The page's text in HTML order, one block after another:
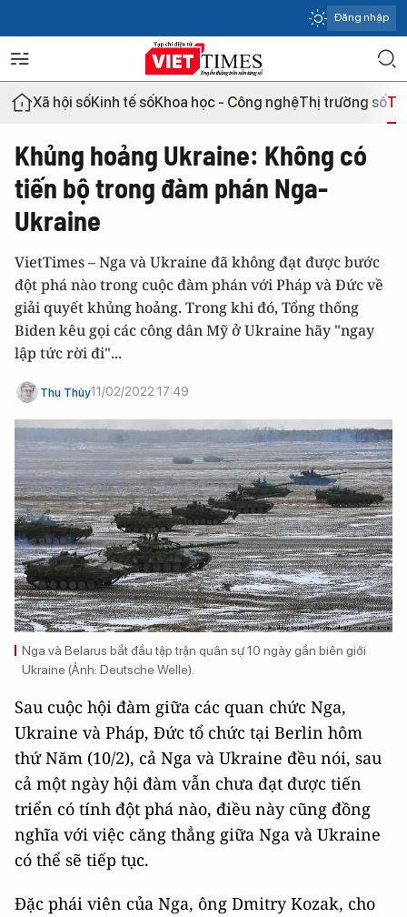
Đăng nhập
Xã hội sốKinh tế sốKhoa học - Công nghệThị trường số
Khủng hoảng Ukraine: Không có
tiến bộ trong đàm phán Nga-
Ukraine
VietTimes – Nga và Ukraine đã không đạt được bước
đột phá nào trong cuộc đàm phán với Pháp và Đức về
giải quyết khủng hoảng. Trong khi đó, Tổng thống
Biden kêu gọi các công dân Mỹ ở Ukraine hãy "ngay
lập tức rời đi"...
Thu Thủy11/02/2022 17:49
Nga và Belarus bắt đầu tập trận quân sự 10 ngày gần biên giới
Ukraine (Ảnh: Deutsche Welle).
Sau cuộc hội đàm giữa các quan chức Nga,
Ukraine và Pháp, Đức tổ chức tại Berlin hôm
thứ Năm (10/2), cả Nga và Ukraine đều nói, sau
cả một ngày hội đàm vẫn chưa đạt được tiến
triển có tính đột phá nào, điều này cũng đồng
nghĩa với việc căng thẳng giữa Nga và Ukraine
có thể sẽ tiếp tục.
Đặc phái viên của Nga, ông Dmitry Kozak, cho